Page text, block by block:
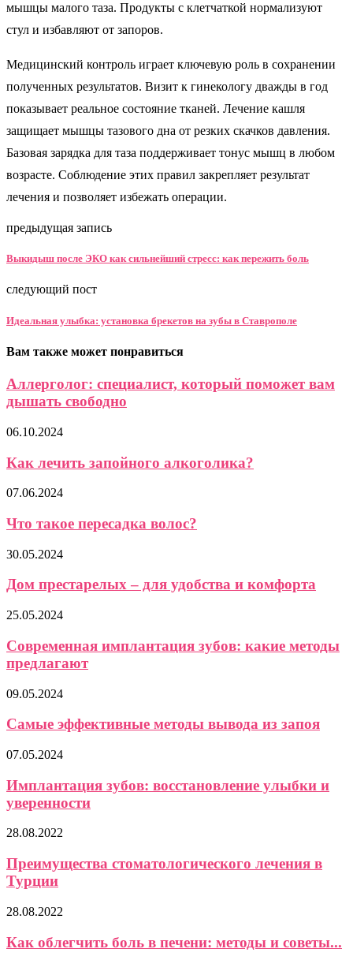
мышцы малого таза. Продукты с клетчаткой нормализуют
стул и избавляют от запоров.
Медицинский контроль играет ключевую роль в сохранении
полученных результатов. Визит к гинекологу дважды в год
показывает реальное состояние тканей. Лечение кашля
защищает мышцы тазового дна от резких скачков давления.
Базовая зарядка для таза поддерживает тонус мышц в любом
возрасте. Соблюдение этих правил закрепляет результат
лечения и позволяет избежать операции.
предыдущая запись
Выкидыш после ЭКО как сильнейший стресс: как пережить боль
следующий пост
Идеальная улыбка: установка брекетов на зубы в Ставрополе
Вам также может понравиться
Аллерголог: специалист, который поможет вам
дышать свободно
06.10.2024
Как лечить запойного алкоголика?
07.06.2024
Что такое пересадка волос?
30.05.2024
Дом престарелых – для удобства и комфорта
25.05.2024
Современная имплантация зубов: какие методы
предлагают
09.05.2024
Самые эффективные методы вывода из запоя
07.05.2024
Имплантация зубов: восстановление улыбки и
уверенности
28.08.2022
Преимущества стоматологического лечения в
Турции
28.08.2022
Как облегчить боль в печени: методы и советы...